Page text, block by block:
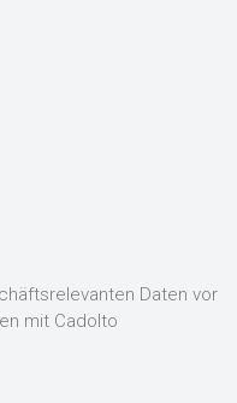
Daten vor
mit Cadolto